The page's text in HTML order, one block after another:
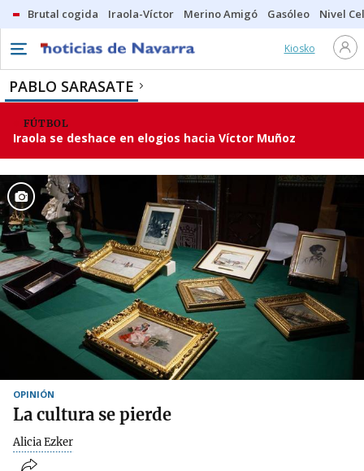
Brutal cogida Iraola-Víctor Merino Amigó Gasóleo Nivel
Kiosko
PABLO SARASATE
FÚTBOL
Iraola se deshace en elogios hacia Víctor Muñoz
OPINIÓN
La cultura se pierde
Alicia Ezker